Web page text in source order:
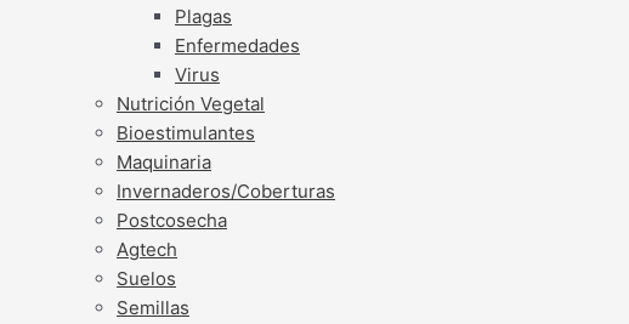
Plagas
Enfermedades
Virus
Nutrición Vegetal
Bioestimulantes
Maquinaria
Invernaderos/Coberturas
Postcosecha
Agtech
Suelos
Semillas